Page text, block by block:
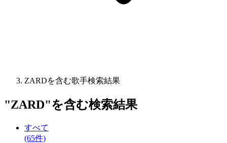
ZARDを含む歌手検索結果
"ZARD"を含む検索結果
すべて
(65件)